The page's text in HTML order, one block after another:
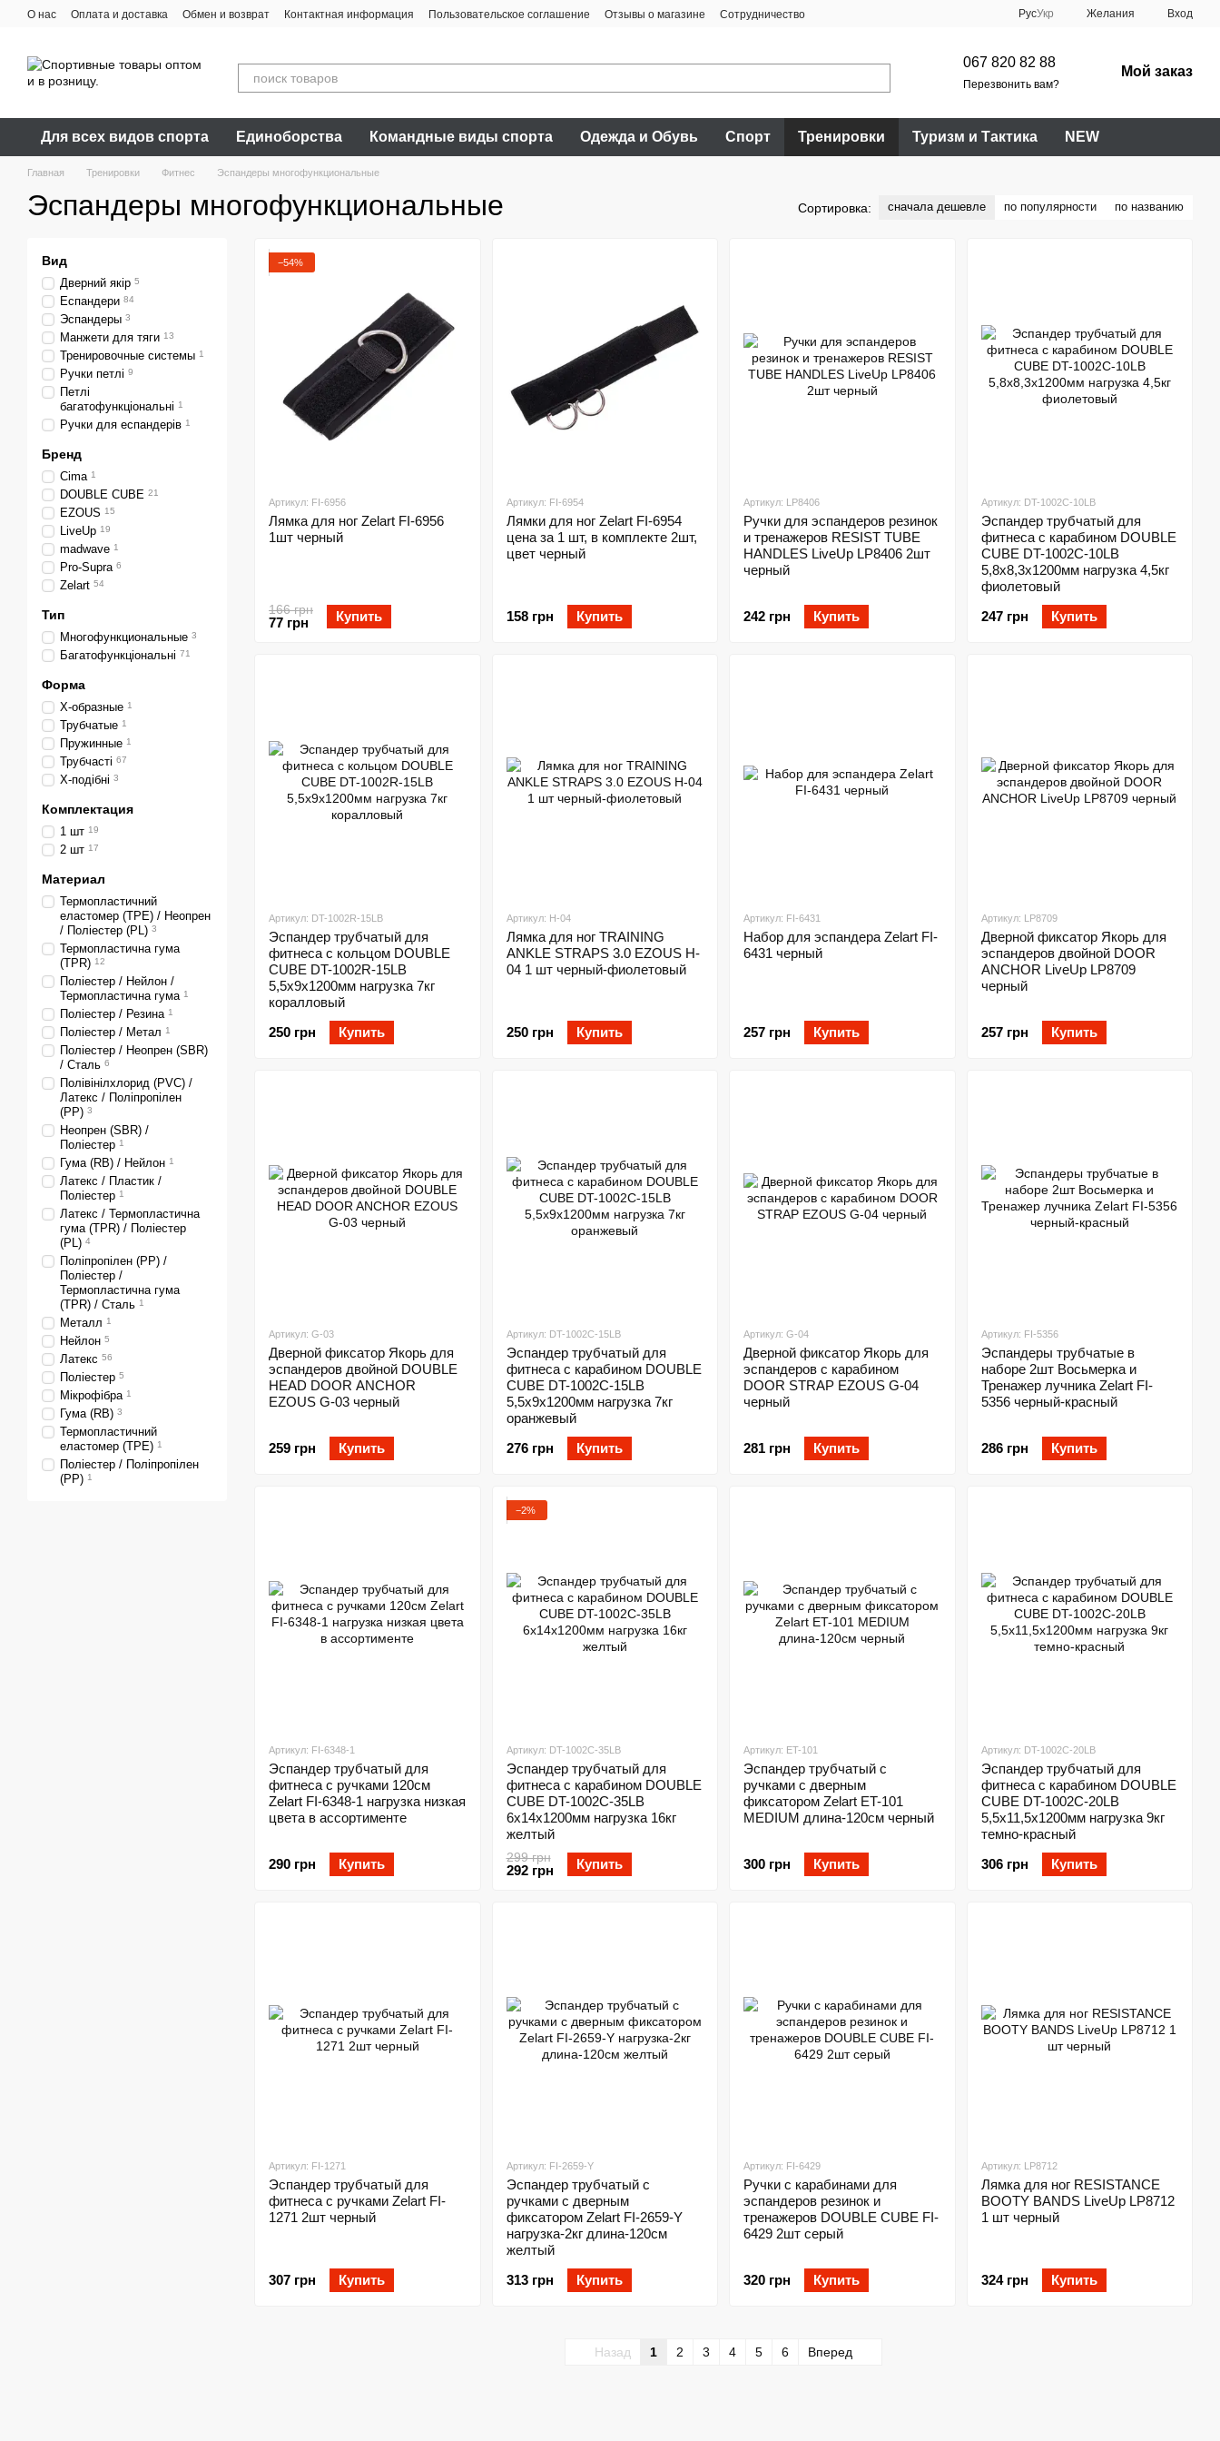
Перейти к основному контенту
О нас Оплата и доставка Обмен и возврат Контактная информация Пользовательское соглашение Отзывы о магазине Сотрудничество РусУкр Желания Вход
067 820 82 88
Перезвонить вам?
Мой заказ
Для всех видов спорта Единоборства Командные виды спорта Одежда и Обувь Спорт Тренировки Туризм и Тактика NEW
Главная Тренировки Фитнес Эспандеры многофункциональные
Эспандеры многофункциональные Сортировка: сначала дешевле по популярности по названию
−54%
Артикул: FI-6956
Лямка для ног Zelart FI-6956
1шт черный
166 грн
77 грн Купить
Артикул: FI-6954
Лямки для ног Zelart FI-6954
цена за 1 шт, в комплекте 2шт,
цвет черный
158 грн Купить
Артикул: LP8406
Ручки для эспандеров резинок
и тренажеров RESIST TUBE
HANDLES LiveUp LP8406 2шт
черный
242 грн Купить
Артикул: DT-1002C-10LB
Эспандер трубчатый для
фитнеса с карабином DOUBLE
CUBE DT-1002C-10LB
5,8х8,3x1200мм нагрузка 4,5кг
фиолетовый
247 грн
Купить
Артикул: DT-1002R-15LB
Эспандер трубчатый для
фитнеса с кольцом DOUBLE
CUBE DT-1002R-15LB
5,5х9x1200мм нагрузка 7кг
коралловый
250 грн
Купить
Артикул: H-04
Лямка для ног TRAINING
ANKLE STRAPS 3.0 EZOUS H-
04 1 шт черный-фиолетовый
250 грн Купить
Артикул: FI-6431
Набор для эспандера Zelart FI-
6431 черный
257 грн Купить
Артикул: LP8709
Дверной фиксатор Якорь для
эспандеров двойной DOOR
ANCHOR LiveUp LP8709
черный
257 грн Купить
Артикул: G-03
Дверной фиксатор Якорь для
эспандеров двойной DOUBLE
HEAD DOOR ANCHOR
EZOUS G-03 черный
259 грн Купить
Артикул: DT-1002C-15LB
Эспандер трубчатый для
фитнеса с карабином DOUBLE
CUBE DT-1002C-15LB
5,5х9x1200мм нагрузка 7кг
оранжевый
276 грн
Купить
Артикул: G-04
Дверной фиксатор Якорь для
эспандеров с карабином
DOOR STRAP EZOUS G-04
черный
281 грн Купить
Артикул: FI-5356
Эспандеры трубчатые в
наборе 2шт Восьмерка и
Тренажер лучника Zelart FI-
5356 черный-красный
286 грн Купить
Артикул: FI-6348-1
Эспандер трубчатый для
фитнеса с ручками 120см
Zelart FI-6348-1 нагрузка низкая
цвета в ассортименте
290 грн Купить
−2%
Артикул: DT-1002C-35LB
Эспандер трубчатый для
фитнеса с карабином DOUBLE
CUBE DT-1002C-35LB
6х14x1200мм нагрузка 16кг
желтый
299 грн
292 грн Купить
Артикул: ET-101
Эспандер трубчатый с
ручками с дверным
фиксатором Zelart ET-101
MEDIUM длина-120см черный
300 грн Купить
Артикул: DT-1002C-20LB
Эспандер трубчатый для
фитнеса с карабином DOUBLE
CUBE DT-1002C-20LB
5,5х11,5x1200мм нагрузка 9кг
темно-красный
306 грн
Купить
Артикул: FI-1271
Эспандер трубчатый для
фитнеса с ручками Zelart FI-
1271 2шт черный
307 грн Купить
Артикул: FI-2659-Y
Эспандер трубчатый с
ручками с дверным
фиксатором Zelart FI-2659-Y
нагрузка-2кг длина-120см
желтый
313 грн
Купить
Артикул: FI-6429
Ручки с карабинами для
эспандеров резинок и
тренажеров DOUBLE CUBE FI-
6429 2шт серый
320 грн Купить
Артикул: LP8712
Лямка для ног RESISTANCE
BOOTY BANDS LiveUp LP8712
1 шт черный
324 грн Купить
Назад 1 2 3 4 5 6 Вперед
Вид
Дверний якір 5
Еспандери 84
Эспандеры 3
Манжети для тяги 13
Тренировочные системы 1
Ручки петлі 9
Петлі
багатофункціональні 1
Ручки для еспандерів 1
Бренд
Cima 1
DOUBLE CUBE 21
EZOUS 15
LiveUp 19
madwave 1
Pro-Supra 6
Zelart 54
Тип
Многофункциональные 3
Багатофункціональні 71
Форма
X-образные 1
Трубчатые 1
Пружинные 1
Трубчасті 67
X-подібні 3
Комплектация
1 шт 19
2 шт 17
Материал
Термопластичний
еластомер (TPE) / Неопрен
/ Поліестер (PL) 3
Термопластична гума
(TPR) 12
Поліестер / Нейлон /
Термопластична гума 1
Поліестер / Резина 1
Поліестер / Метал 1
Поліестер / Неопрен (SBR)
/ Сталь 6
Полівінілхлорид (PVC) /
Латекс / Поліпропілен
(PP) 3
Неопрен (SBR) /
Поліестер 1
Гума (RB) / Нейлон 1
Латекс / Пластик /
Поліестер 1
Латекс / Термопластична
гума (TPR) / Поліестер
(PL) 4
Поліпропілен (PP) /
Поліестер /
Термопластична гума
(TPR) / Сталь 1
Металл 1
Нейлон 5
Латекс 56
Поліестер 5
Мікрофібра 1
Гума (RB) 3
Термопластичний
еластомер (TPE) 1
Поліестер / Поліпропілен
(PP) 1